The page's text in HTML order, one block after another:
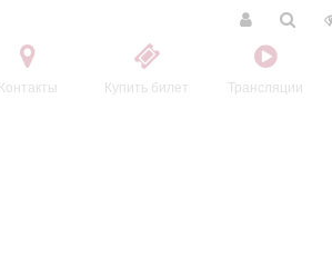
Контакты Купить билет Трансляции